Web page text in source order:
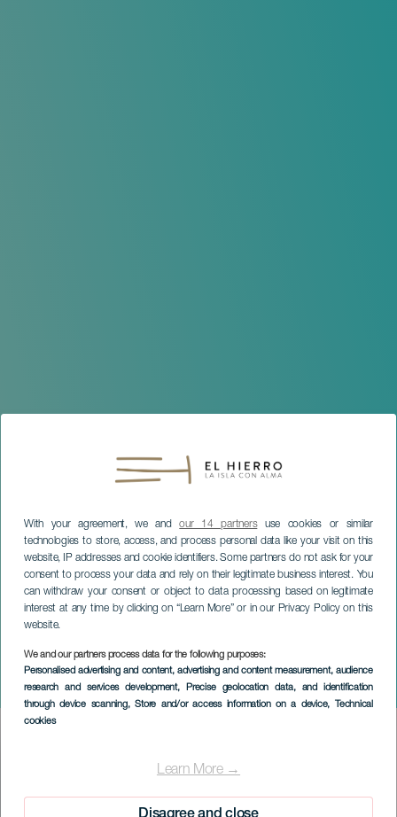
With your agreement, we andour 14 partnersuse cookies or similar
technologies to store, access, and process personal data like your visit on this
website, IP addresses and cookie identifiers. Some partners do not ask for your
consent to process your data and rely on their legitimate business interest. You
can withdraw your consent or object to data processing based on legitimate
interest at any time by clicking on “Learn More” or in our Privacy Policy on this
website.
We and our partners process data for the following purposes:
Personalised advertising and content, advertising and content measurement, audience
research and services development, Precise geolocation data, and identification
through device scanning, Store and/or access information on a device, Technical
cookies
Learn More →
Exposition temporaire :
Maria Skłodowska-Curie